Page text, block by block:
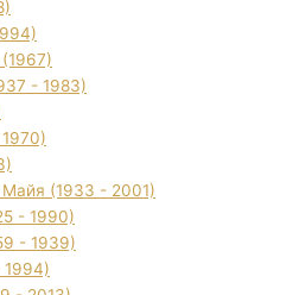
- 1983)
Майя (1933 - 2001)
- 1990)
- 1939)
1994)